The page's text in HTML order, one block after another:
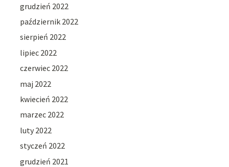
grudzień 2022
październik 2022
sierpień 2022
lipiec 2022
czerwiec 2022
maj 2022
kwiecień 2022
marzec 2022
luty 2022
styczeń 2022
grudzień 2021